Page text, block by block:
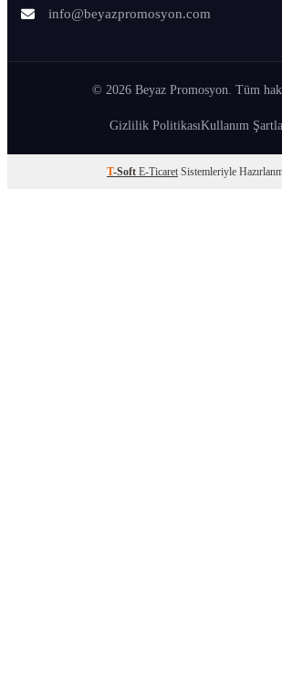
info@beyazpromosyon.com
© 2026 Beyaz Promosyon. Tüm
Gizlilik PolitikasıKullanım
T-Soft E-Ticaret Sistemleriyle